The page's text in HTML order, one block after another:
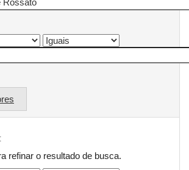
refinar o resultado de busca.